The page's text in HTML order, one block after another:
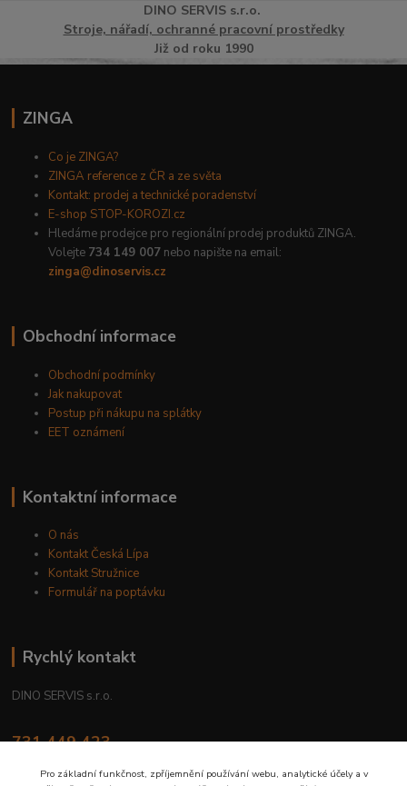
DINO SERVISs.r.o.
Stroje, nářadí, ochranné pracovní prostředky
Již od roku 1990
ZINGA
Co je ZINGA?
ZINGA reference z ČR a ze světa
Kontakt: prodej a technické poradenství
E-shop STOP-KOROZI.cz
Hledáme prodejce pro regionální prodej produktů ZINGA.
Volejte 734 149 007 nebo napište na email:
zinga@dinoservis.cz
Obchodní informace
Obchodní podmínky
Jak nakupovat
Postup při nákupu na splátky
EET oznámení
Kontaktní informace
O nás
Kontakt Česká Lípa
Kontakt Stružnice
Formulář na poptávku
Rychlý kontakt
DINO SERVIS s.r.o.
731 449 423
Pro základní funkčnost, zpříjemnění používání webu, analytické účely a v